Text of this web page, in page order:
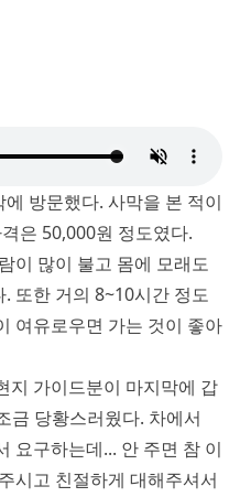
방문했다. 사막을 본 적이
은 50,000원 정도였다.
이 많이 불고 몸에 모래도
또한 거의 8~10시간 정도
여유로우면 가는 것이 좋아
지 가이드분이 마지막에 갑
금 당황스러웠다. 차에서
요구하는데... 안 주면 참 이
시고 친절하게 대해주셔서